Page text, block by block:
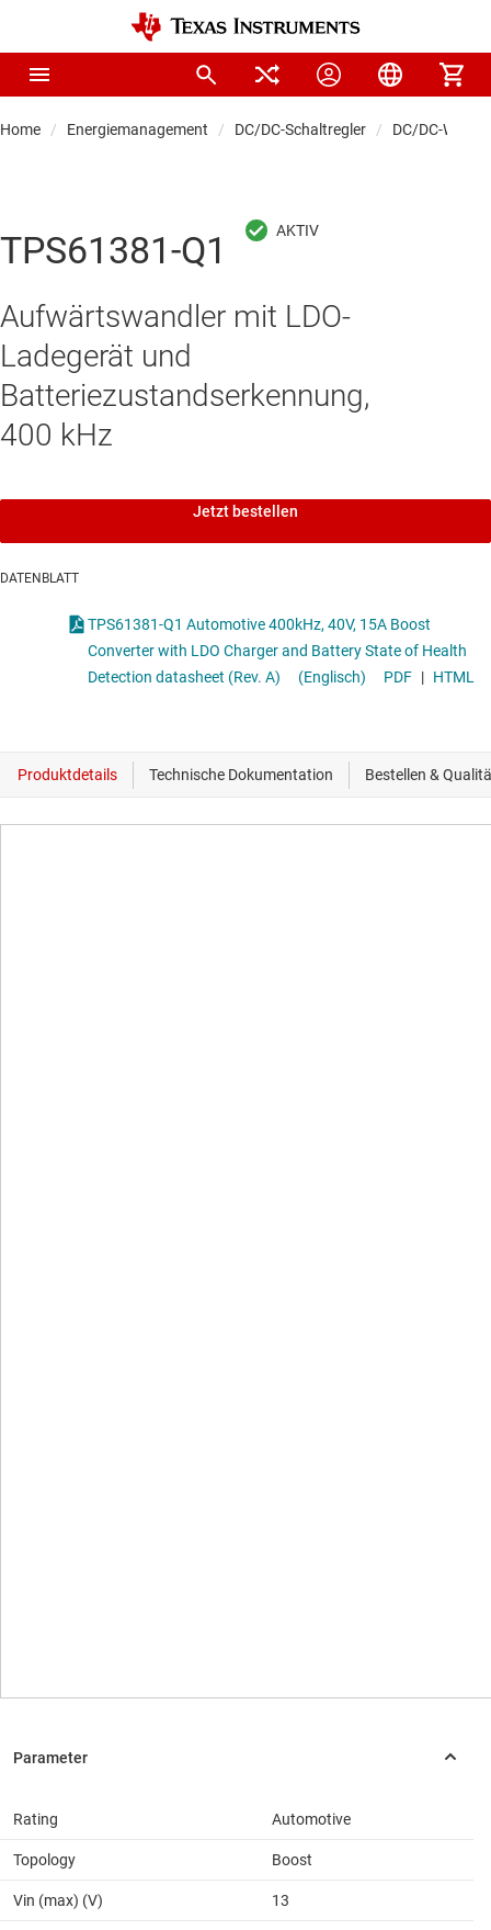
Home Energiemanagement DC/DC-Schaltregler DC/DC-
TPS61381-Q1
Aufwärtswandler mit LDO-
Ladegerät und
Batteriezustandserkennung,
400 kHz
Jetzt bestellen
DATENBLATT
TPS61381-Q1 Automotive 400kHz, 40V, 15A Boost
Converter with LDO Charger and Battery State of Health
Detection datasheet (Rev. A)
(Englisch) PDF | HTML
Rating Automotive
Topology Boost
Vin (max) (V) 13